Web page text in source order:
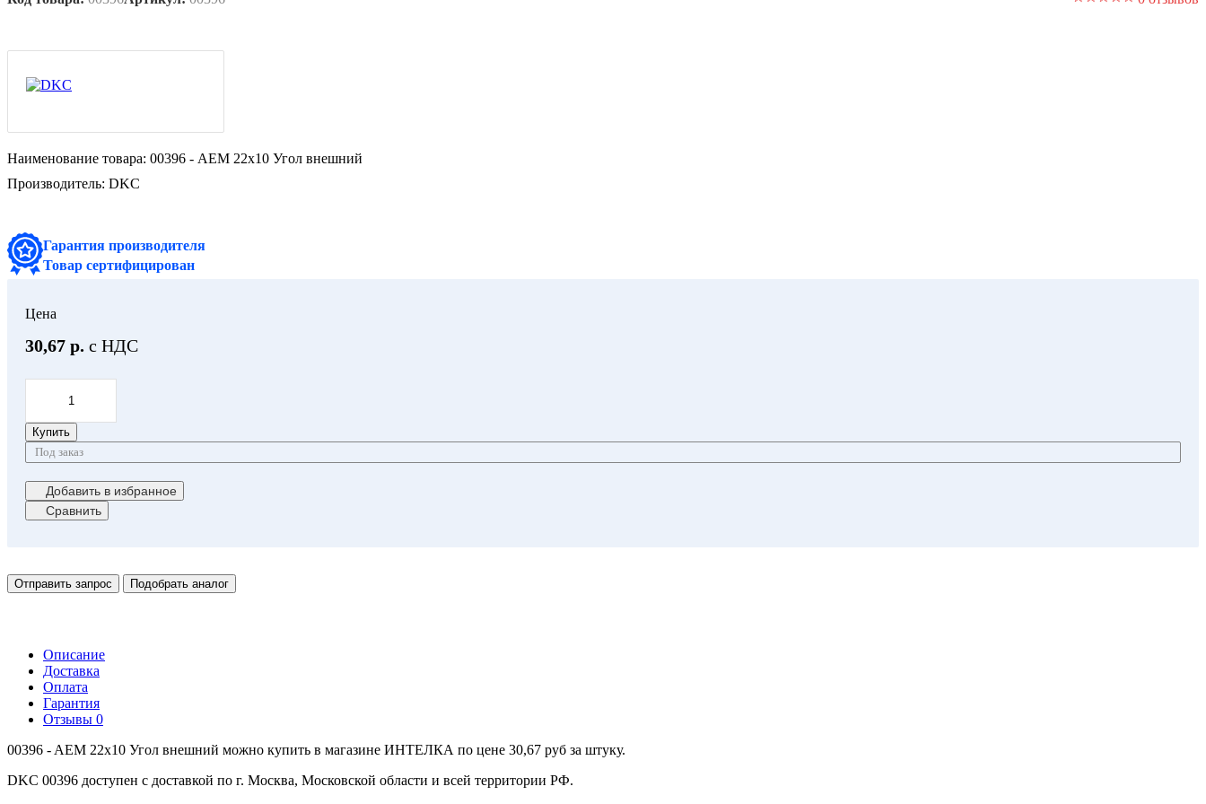
Наименование товара: 00396 - AEM 22x10 Угол внешний
Производитель: DKC
Гарантия производителя
Товар сертифицирован
Цена
30,67 р. с НДС
Купить
Под заказ
Добавить в избранное
Сравнить
Отправить запрос Подобрать аналог
Описание
Доставка
Оплата
Гарантия
Отзывы 0
00396 - AEM 22x10 Угол внешний можно купить в магазине ИНТЕЛКА по цене 30,67 руб за штуку.
DKC 00396 доступен с доставкой по г. Москва, Московской области и всей территории РФ.